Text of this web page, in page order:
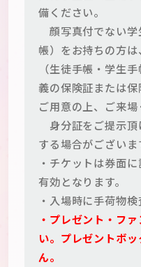
備ください。
顔写真付でない学
帳）をお持ちの方
（生徒手帳・学生
義の保険証または
ご用意の上、ご来場
身分証をご提示頂
する場合がございま
・チケットは券面
有効となります。
・入場時に手荷物
・プレゼント・フ
い。プレゼントボ
ん。